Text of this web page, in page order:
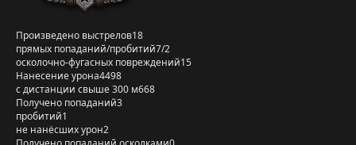
Произведено выстрелов18
прямых попаданий/пробитий7/2
осколочно-фугасных повреждений15
Нанесение урона4498
с дистанции свыше 300 м668
Получено попаданий3
пробитий1
не нанёсших урон2